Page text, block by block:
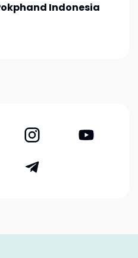
Indonesia